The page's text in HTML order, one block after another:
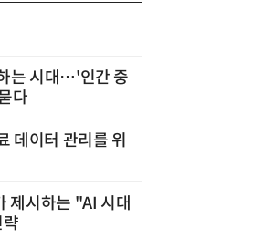
는 시대…'인간 중
다
데이터 관리를 위
제시하는 "AI 시대